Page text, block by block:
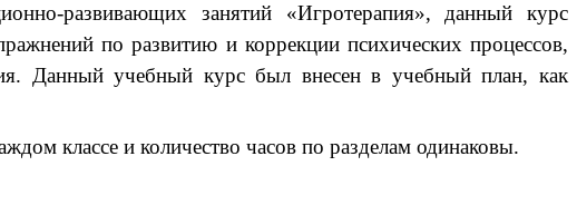
развивающих занятий «Игротерапия», данный курс
по развитию и коррекции психических процессов,
Данный учебный курс был внесен в учебный план, как
классе и количество часов по разделам одинаковы.